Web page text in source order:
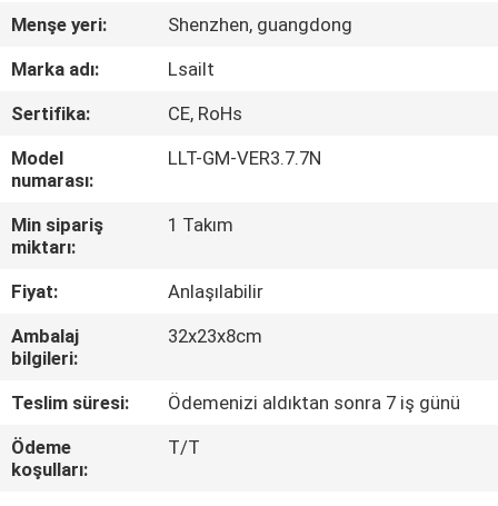
VİDEOLAR
FABRIKA
KALITE
KONTROL
ILETIŞIME
GEÇIN
Menşe yeri:
Shenzhen, guangdong
Marka adı:
Lsailt
Sertifika:
CE, RoHs
Model
numarası:
LLT-GM-VER3.7.7N
Min sipariş
miktarı:
1 Takım
Fiyat:
Anlaşılabilir
Ambalaj
bilgileri:
32x23x8cm
Teslim süresi:
Ödemenizi aldıktan sonra 7 iş günü
Ödeme
koşulları:
T/T